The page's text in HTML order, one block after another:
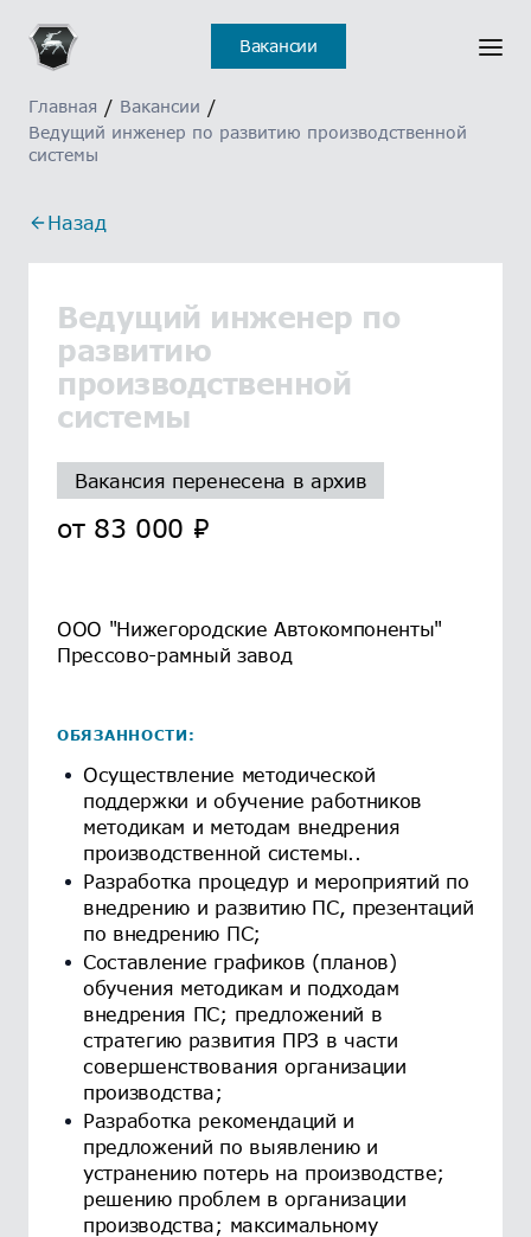
Вакансии
Главная / Вакансии /
Ведущий инженер по развитию производственной
системы
Назад
Ведущий инженер по
развитию
производственной
системы
Вакансия перенесена в архив
от 83 000 ₽
ООО "Нижегородские Автокомпоненты"
Прессово-рамный завод
ОБЯЗАННОСТИ:
Осуществление методической
поддержки и обучение работников
методикам и методам внедрения
производственной системы..
Разработка процедур и мероприятий по
внедрению и развитию ПС, презентаций
по внедрению ПС;
Составление графиков (планов)
обучения методикам и подходам
внедрения ПС; предложений в
стратегию развития ПРЗ в части
совершенствования организации
производства;
Разработка рекомендаций и
предложений по выявлению и
устранению потерь на производстве;
решению проблем в организации
производства; максимальному